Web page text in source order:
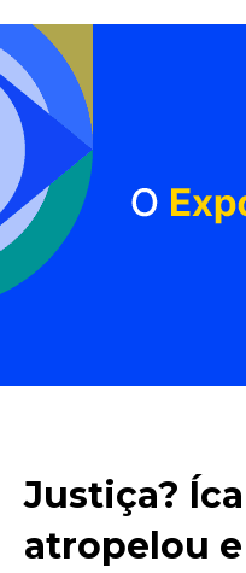
Justiça?
atropelou